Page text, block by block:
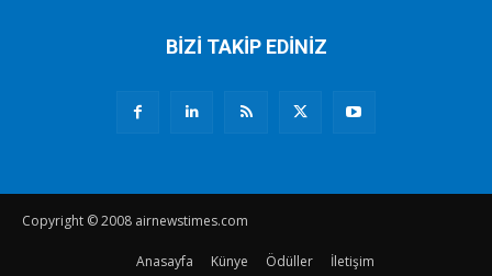
BİZİ TAKİP EDİNİZ
Copyright © 2008 airnewstimes.com
Anasayfa Künye Ödüller İletişim